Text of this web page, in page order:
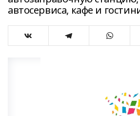
автосервиса, кафе и